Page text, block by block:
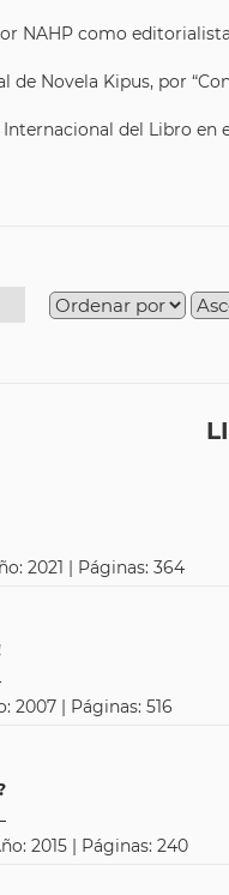
NAHP como
Novela Kipus, por
del Libro en
2021 | Páginas: 364
2007 | Páginas: 516
2015 | Páginas: 240